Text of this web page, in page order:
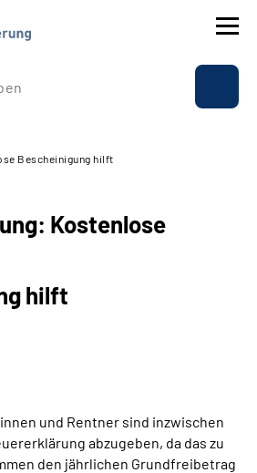
Bescheinigung hilft
Kostenlose
hilft
und Rentner sind inzwischen
abzugeben, da das zu
den jährlichen Grundfreibetrag